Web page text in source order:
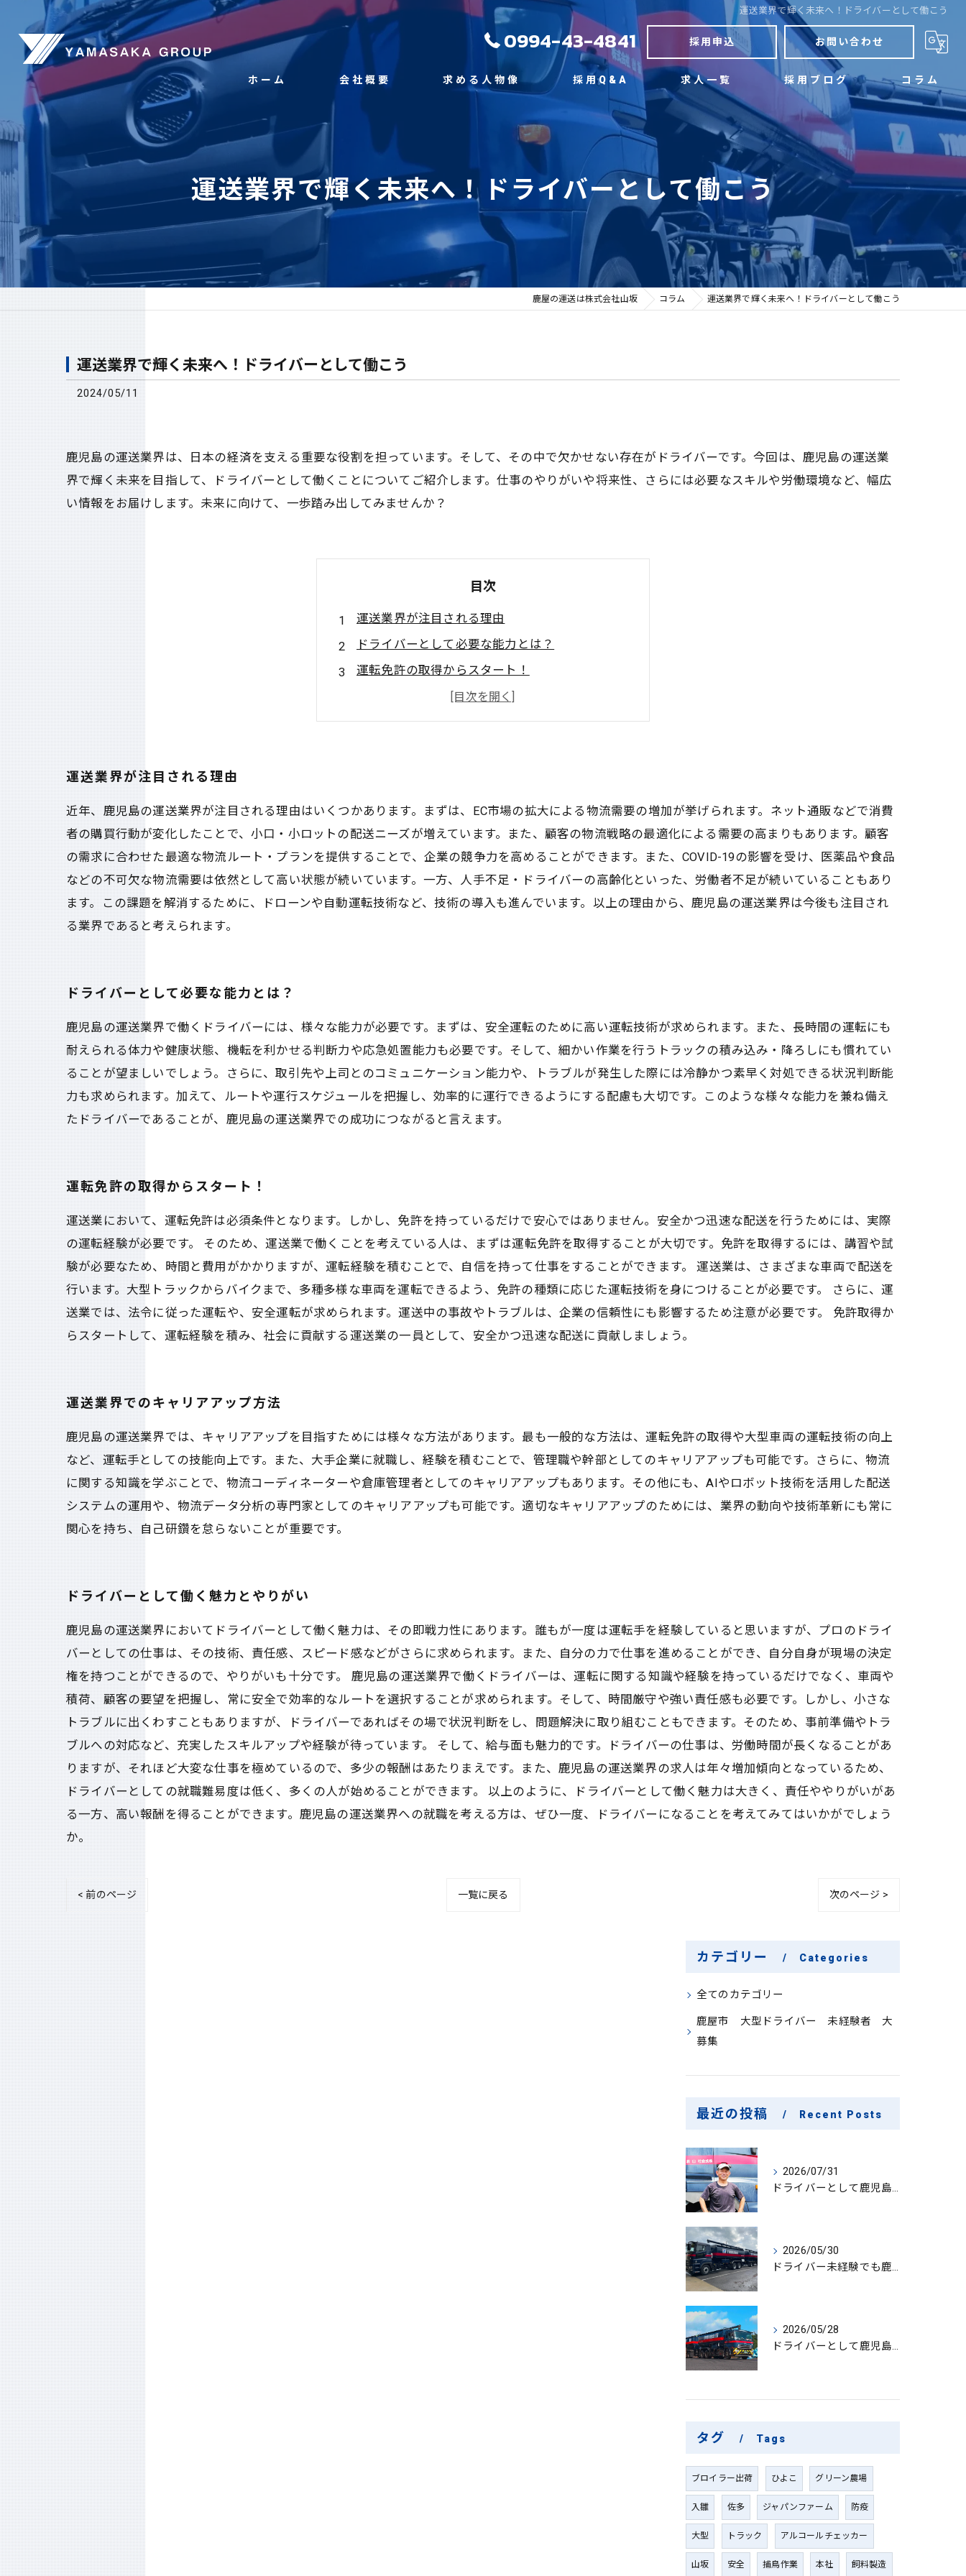
運送業界で輝く未来へ！ドライバーとして働こう
0994-43-4841 採用申込 お問い合わせ
ホーム 会社概要
事業案内
求める人物像 採用Q&A 求人一覧 採用ブログ コラム
運送業界で輝く未来へ！ドライバーとして働こう
鹿屋の運送は株式会社山坂 コラム 運送業界で輝く未来へ！ドライバーとして働こう
運送業界で輝く未来へ！ドライバーとして働こう
2024/05/11
鹿児島の運送業界は、日本の経済を支える重要な役割を担っています。そして、その中で欠かせない存在がドライバーです。今回は、鹿児島の運送業
界で輝く未来を目指して、ドライバーとして働くことについてご紹介します。仕事のやりがいや将来性、さらには必要なスキルや労働環境など、幅広
い情報をお届けします。未来に向けて、一歩踏み出してみませんか？
目次
運送業界が注目される理由
ドライバーとして必要な能力とは？
運転免許の取得からスタート！
運送業界でのキャリアアップ方法
ドライバーとして働く魅力とやりがい
運送業界が注目される理由
近年、鹿児島の運送業界が注目される理由はいくつかあります。まずは、EC市場の拡大による物流需要の増加が挙げられます。ネット通販などで消費
者の購買行動が変化したことで、小口・小ロットの配送ニーズが増えています。また、顧客の物流戦略の最適化による需要の高まりもあります。顧客
の需求に合わせた最適な物流ルート・プランを提供することで、企業の競争力を高めることができます。また、COVID-19の影響を受け、医薬品や食品
などの不可欠な物流需要は依然として高い状態が続いています。一方、人手不足・ドライバーの高齢化といった、労働者不足が続いていることもあり
ます。この課題を解消するために、ドローンや自動運転技術など、技術の導入も進んでいます。以上の理由から、鹿児島の運送業界は今後も注目され
る業界であると考えられます。
ドライバーとして必要な能力とは？
鹿児島の運送業界で働くドライバーには、様々な能力が必要です。まずは、安全運転のために高い運転技術が求められます。また、長時間の運転にも
耐えられる体力や健康状態、機転を利かせる判断力や応急処置能力も必要です。そして、細かい作業を行うトラックの積み込み・降ろしにも慣れてい
ることが望ましいでしょう。さらに、取引先や上司とのコミュニケーション能力や、トラブルが発生した際には冷静かつ素早く対処できる状況判断能
力も求められます。加えて、ルートや運行スケジュールを把握し、効率的に運行できるようにする配慮も大切です。このような様々な能力を兼ね備え
たドライバーであることが、鹿児島の運送業界での成功につながると言えます。
運転免許の取得からスタート！
運送業において、運転免許は必須条件となります。しかし、免許を持っているだけで安心ではありません。安全かつ迅速な配送を行うためには、実際
の運転経験が必要です。 そのため、運送業で働くことを考えている人は、まずは運転免許を取得することが大切です。免許を取得するには、講習や試
験が必要なため、時間と費用がかかりますが、運転経験を積むことで、自信を持って仕事をすることができます。 運送業は、さまざまな車両で配送を
行います。大型トラックからバイクまで、多種多様な車両を運転できるよう、免許の種類に応じた運転技術を身につけることが必要です。 さらに、運
送業では、法令に従った運転や、安全運転が求められます。運送中の事故やトラブルは、企業の信頼性にも影響するため注意が必要です。 免許取得か
らスタートして、運転経験を積み、社会に貢献する運送業の一員として、安全かつ迅速な配送に貢献しましょう。
運送業界でのキャリアアップ方法
鹿児島の運送業界では、キャリアアップを目指すためには様々な方法があります。最も一般的な方法は、運転免許の取得や大型車両の運転技術の向上
など、運転手としての技能向上です。また、大手企業に就職し、経験を積むことで、管理職や幹部としてのキャリアアップも可能です。さらに、物流
に関する知識を学ぶことで、物流コーディネーターや倉庫管理者としてのキャリアアップもあります。その他にも、AIやロボット技術を活用した配送
システムの運用や、物流データ分析の専門家としてのキャリアアップも可能です。適切なキャリアアップのためには、業界の動向や技術革新にも常に
関心を持ち、自己研鑽を怠らないことが重要です。
ドライバーとして働く魅力とやりがい
鹿児島の運送業界においてドライバーとして働く魅力は、その即戦力性にあります。誰もが一度は運転手を経験していると思いますが、プロのドライ
バーとしての仕事は、その技術、責任感、スピード感などがさらに求められます。また、自分の力で仕事を進めることができ、自分自身が現場の決定
権を持つことができるので、やりがいも十分です。 鹿児島の運送業界で働くドライバーは、運転に関する知識や経験を持っているだけでなく、車両や
積荷、顧客の要望を把握し、常に安全で効率的なルートを選択することが求められます。そして、時間厳守や強い責任感も必要です。しかし、小さな
トラブルに出くわすこともありますが、ドライバーであればその場で状況判断をし、問題解決に取り組むこともできます。そのため、事前準備やトラ
ブルへの対応など、充実したスキルアップや経験が待っています。 そして、給与面も魅力的です。ドライバーの仕事は、労働時間が長くなることがあ
りますが、それほど大変な仕事を極めているので、多少の報酬はあたりまえです。また、鹿児島の運送業界の求人は年々増加傾向となっているため、
ドライバーとしての就職難易度は低く、多くの人が始めることができます。 以上のように、ドライバーとして働く魅力は大きく、責任ややりがいがあ
る一方、高い報酬を得ることができます。鹿児島の運送業界への就職を考える方は、ぜひ一度、ドライバーになることを考えてみてはいかがでしょう
か。
< 前のページ 一覧に戻る 次のページ >
カテゴリー Categories
全てのカテゴリー
鹿屋市 大型ドライバー 未経験者 大
募集
最近の投稿 Recent Posts
2026/07/31
ドライバーとして鹿児島県鹿屋市で大型ドライバー若手ベテラン大募集の魅力と応募ポイント
2026/05/30
ドライバー未経験でも鹿児島県鹿屋市で大型ドライバーになれる求人情報と働き方ガイド
2026/05/28
ドライバーとして鹿児島県鹿屋市で大型ドライバーやルート配送に挑戦しやりがいを実感できる働き方徹底ガイド
タグ Tags
ブロイラー出荷 ひよこ グリーン農場
入雛 佐多 ジャパンファーム 防疫
大型 トラック アルコールチェッカー
山坂 安全 捕鳥作業 本社 飼料製造